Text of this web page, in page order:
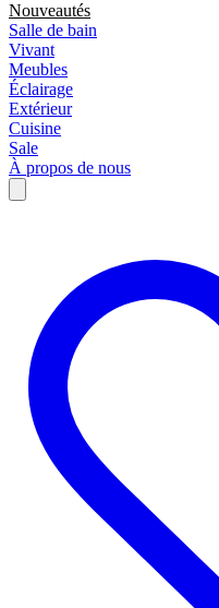
Nouveautés
Salle de bain
Vivant
Meubles
Éclairage
Extérieur
Cuisine
Sale
À propos de nous